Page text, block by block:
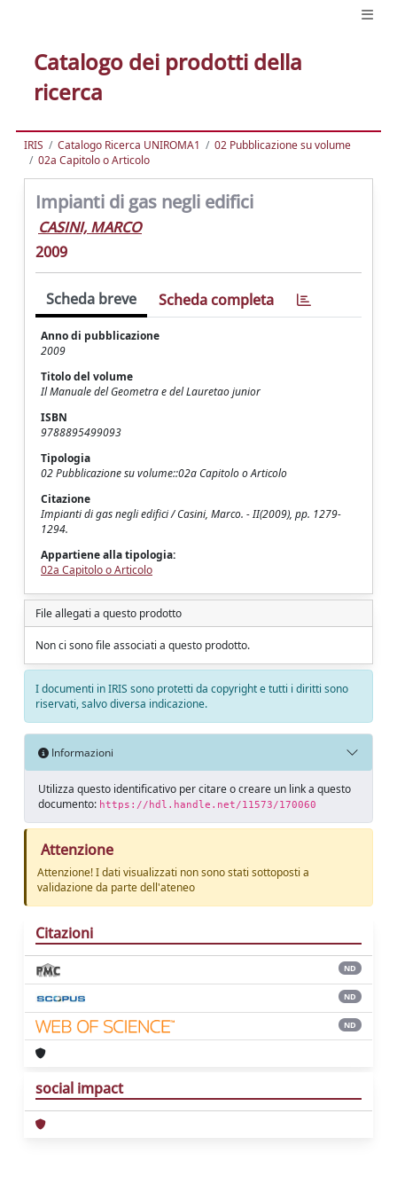
Catalogo dei prodotti della
ricerca
IRIS Catalogo Ricerca UNIROMA1
02 Pubblicazione su volume
02a Capitolo o Articolo
Impianti di gas negli edifici
CASINI, MARCO
2009
Scheda breve Scheda completa
Anno di pubblicazione
2009
Titolo del volume
Il Manuale del Geometra e del Lauretao junior
ISBN
9788895499093
Tipologia
02 Pubblicazione su volume::02a Capitolo o Articolo
Citazione
Impianti di gas negli edifici / Casini, Marco. - II(2009), pp. 1279-
1294.
Appartiene alla tipologia:
02a Capitolo o Articolo
File allegati a questo prodotto
Non ci sono file associati a questo prodotto.
I documenti in IRIS sono protetti da copyright e tutti i diritti sono
riservati, salvo diversa indicazione.
Informazioni
Utilizza questo identificativo per citare o creare un link a questo
documento: https://hdl.handle.net/11573/170060
Attenzione
Attenzione! I dati visualizzati non sono stati sottoposti a
validazione da parte dell'ateneo
Citazioni
ND
ND
ND
social impact